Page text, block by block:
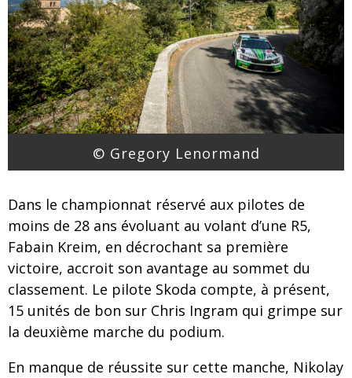
© Gregory Lenormand
Dans le championnat réservé aux pilotes de
moins de 28 ans évoluant au volant d’une R5,
Fabain Kreim, en décrochant sa première
victoire, accroit son avantage au sommet du
classement. Le pilote Skoda compte, à présent,
15 unités de bon sur Chris Ingram qui grimpe sur
la deuxième marche du podium.
En manque de réussite sur cette manche, Nikolay